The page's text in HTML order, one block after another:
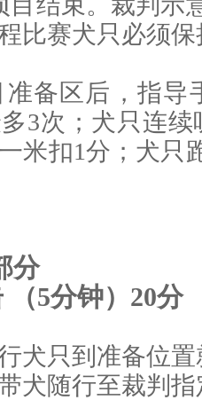
比赛犬只必须
备区后，指导
3次；犬只连续
米扣1分 ；犬只
分
（5分钟） 20分
犬只到准备位
犬随行至裁判 指